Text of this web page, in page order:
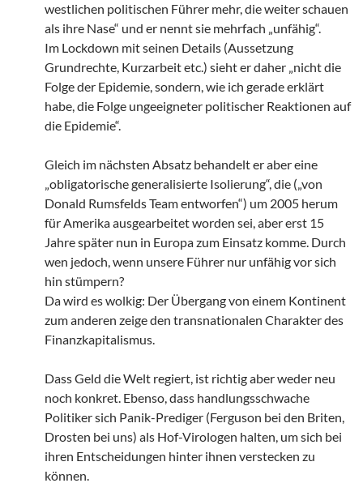
westlichen politischen Führer mehr, die weiter schauen
als ihre Nase“ und er nennt sie mehrfach „unfähig“.
Im Lockdown mit seinen Details (Aussetzung
Grundrechte, Kurzarbeit etc.) sieht er daher „nicht die
Folge der Epidemie, sondern, wie ich gerade erklärt
habe, die Folge ungeeigneter politischer Reaktionen auf
die Epidemie“.
Gleich im nächsten Absatz behandelt er aber eine
„obligatorische generalisierte Isolierung“, die („von
Donald Rumsfelds Team entworfen“) um 2005 herum
für Amerika ausgearbeitet worden sei, aber erst 15
Jahre später nun in Europa zum Einsatz komme. Durch
wen jedoch, wenn unsere Führer nur unfähig vor sich
hin stümpern?
Da wird es wolkig: Der Übergang von einem Kontinent
zum anderen zeige den transnationalen Charakter des
Finanzkapitalismus.
Dass Geld die Welt regiert, ist richtig aber weder neu
noch konkret. Ebenso, dass handlungsschwache
Politiker sich Panik-Prediger (Ferguson bei den Briten,
Drosten bei uns) als Hof-Virologen halten, um sich bei
ihren Entscheidungen hinter ihnen verstecken zu
können.